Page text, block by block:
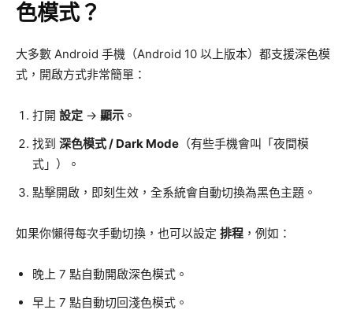
色模式？
大多數 Android 手機（Android 10 以上版本）都支援深色模
式，開啟方式非常簡單：
打開 設定 → 顯示 。
找到 深色模式 / Dark Mode （有些手機會叫「夜間模
式」）。
點擊開啟，即刻生效，全系統會自動切換為黑色主題。
如果你懶得每次手動切換，也可以設定 排程 ，例如：
晚上 7 點自動開啟深色模式。
早上 7 點自動切回淺色模式。